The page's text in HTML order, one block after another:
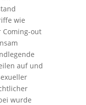
wie
Coming-out
auf und
wurde